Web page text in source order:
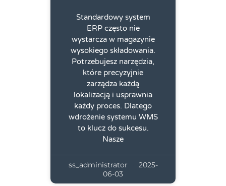
Standardowy system
ERP często nie
wystarcza w magazynie
wysokiego składowania.
Potrzebujesz narzędzia,
które precyzyjnie
zarządza każdą
lokalizacją i usprawnia
każdy proces. Dlatego
wdrożenie systemu WMS
to klucz do sukcesu.
Nasze
ss_administrator
2025-
06-03